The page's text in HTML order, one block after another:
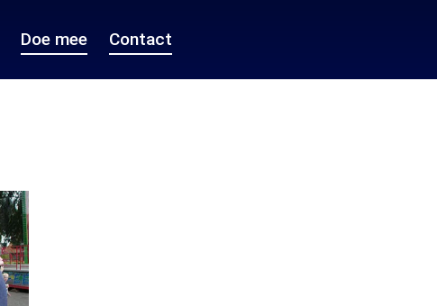
Doe mee Contact